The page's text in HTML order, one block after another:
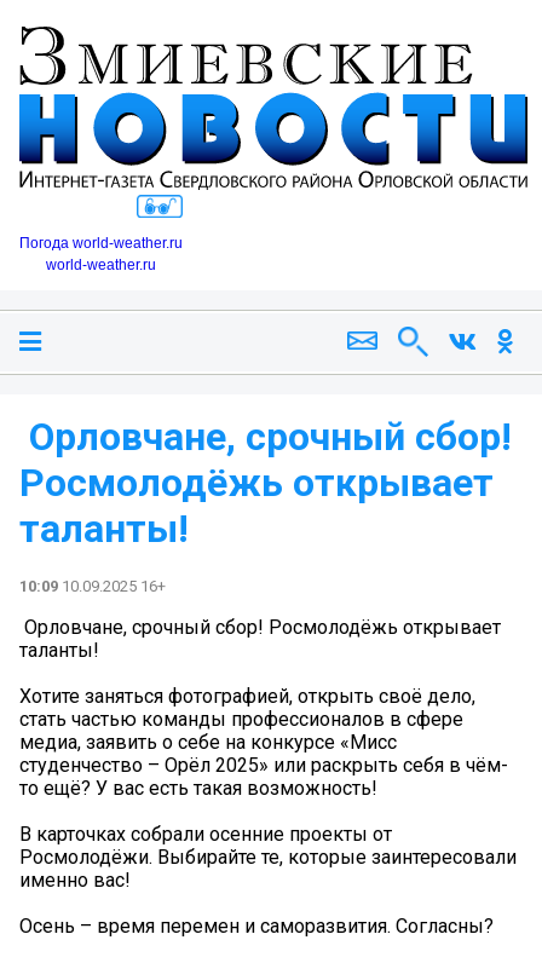
Погода world-weather.ru
world-weather.ru
️ Орловчане, срочный сбор!
Росмолодёжь открывает
таланты!
10:09 10.09.2025 16+
️ Орловчане, срочный сбор! Росмолодёжь открывает
таланты!
Хотите заняться фотографией, открыть своё дело,
стать частью команды профессионалов в сфере
медиа, заявить о себе на конкурсе «Мисс
студенчество – Орёл 2025» или раскрыть себя в чём-
то ещё? У вас есть такая возможность!
В карточках собрали осенние проекты от
Росмолодёжи. Выбирайте те, которые заинтересовали
именно вас!
Осень – время перемен и саморазвития. Согласны?